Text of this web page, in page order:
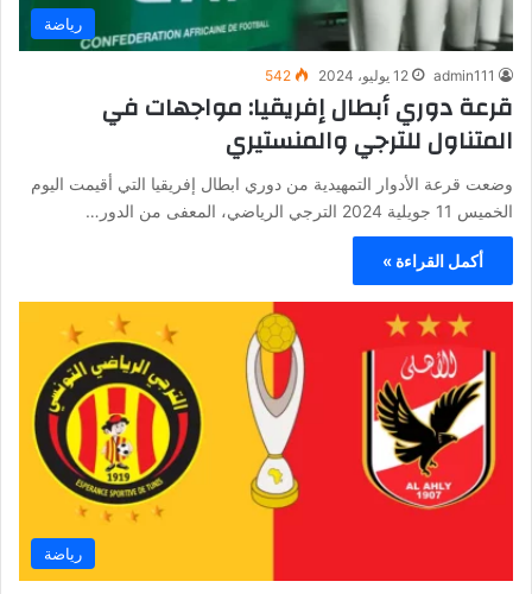
رياضة
admin111 12 يوليو، 2024 542
قرعة دوري أبطال إفريقيا: مواجهات في
المتناول للترجي والمنستيري
وضعت قرعة الأدوار التمهيدية من دوري ابطال إفريقيا التي أقيمت اليوم
الخميس 11 جويلية 2024 الترجي الرياضي، المعفى من الدور…
أكمل القراءة »
رياضة